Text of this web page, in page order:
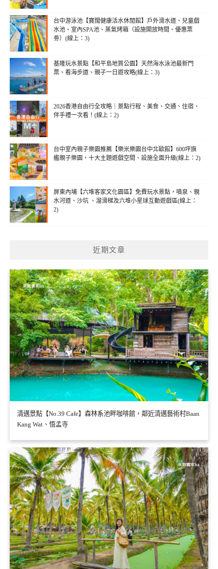
台中游泳池【寶闊健康活水休閒館】戶外滑水道、兒童戲
水池、室內SPA池、蒸氣烤箱（設施開放時間、優惠票
劵）(線上：3)
基隆玩水景點【和平島地質公園】天然海水泳池最新門
票、看海步道、親子一日遊攻略(線上：3)
2026香港自由行全攻略｜景點行程、美食、交通、住宿、
伴手禮一次看！(線上：2)
台中室內親子樂園推薦【樂米樂園台中北歐館】600坪旗
艦親子樂園，十大主題遊戲空間、設施全面升級(線上：2)
屏東內埔【六堆客家文化園區】免費玩水景點，噴泉、親
水河道、沙坑 、溜滑梯及六堆小星球互動遊戲區(線上：
2)
近期文章
清邁景點【No.39 Cafe】森林系池畔咖啡館，鄰近清邁藝術村Baan
Kang Wat、悟孟寺